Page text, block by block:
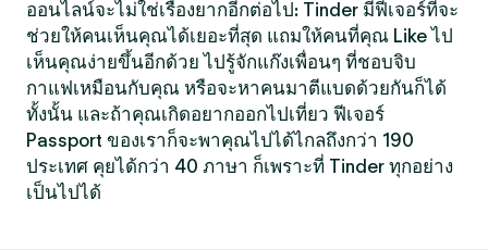
ออนไลน์จะไม่ใช่เรื่องยากอีกต่อไป: Tinder มีฟีเจอร์ที่จะ
ช่วยให้คนเห็นคุณได้เยอะที่สุด แถมให้คนที่คุณ Like ไป
เห็นคุณง่ายขึ้นอีกด้วย ไปรู้จักแก๊งเพื่อนๆ ที่ชอบจิบ
กาแฟเหมือนกับคุณ หรือจะหาคนมาตีแบดด้วยกันก็ได้
ทั้งนั้น และถ้าคุณเกิดอยากออกไปเที่ยว ฟีเจอร์
Passport ของเราก็จะพาคุณไปได้ไกลถึงกว่า 190
ประเทศ คุยได้กว่า 40 ภาษา ก็เพราะที่ Tinder ทุกอย่าง
เป็นไปได้